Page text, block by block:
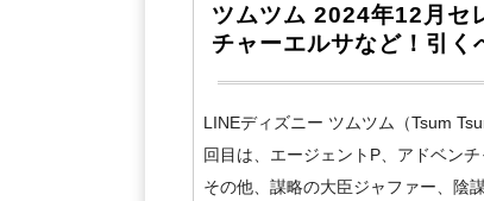
ツムツム 2024年12月セ
チャーエルサなど！引く
LINEディズニー ツムツム（Tsum
回目は、エージェントP、アドベンチ
その他、謀略の大臣ジャファー、陰